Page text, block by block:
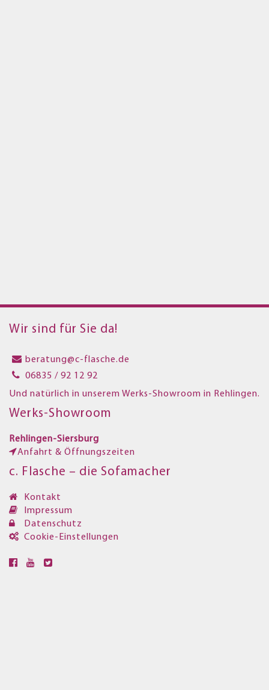
Wir sind für Sie da!
beratung@c-flasche.de
06835 / 92 12 92
Und natürlich in unserem Werks-Showroom in Rehlingen.
Werks-Showroom
Rehlingen-Siersburg
Anfahrt & Öffnungszeiten
c. Flasche – die Sofamacher
Kontakt
Impressum
Datenschutz
Cookie-Einstellungen